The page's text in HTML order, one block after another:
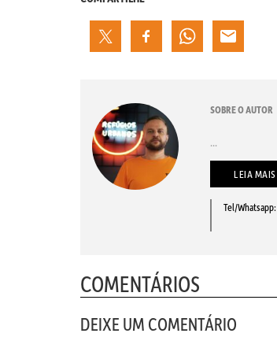
SOBRE O AUTOR
...
LEIA MAIS
Tel/Whatsapp:
COMENTÁRIOS
DEIXE UM COMENTÁRIO